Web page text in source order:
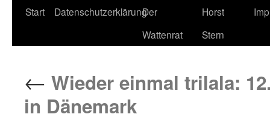
Start DatenschutzerklärungDer
Wattenrat
Horst
Stern
← Wieder einmal trilala:
in Dänemark